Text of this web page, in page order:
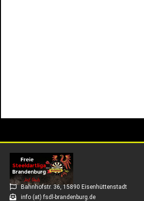
Bahnhofstr. 36, 15890 Eisenhüttenstadt
info (at) fsdl-brandenburg.de